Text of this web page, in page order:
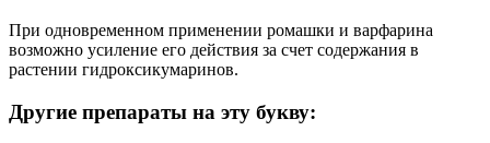
При одновременном применении ромашки и варфарина
возможно усиление его действия за счет содержания в
растении гидроксикумаринов.
Другие препараты на эту букву: